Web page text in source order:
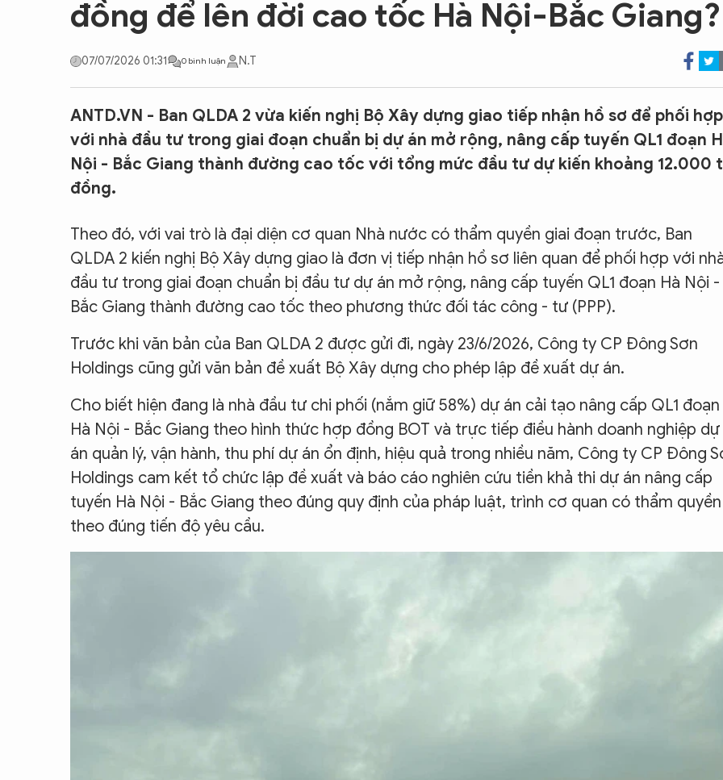
CON ĐƯỜNG KHỞI NGHIỆP
đồng để lên đời cao tốc Hà Nội-Bắc Giang?
07/07/2026 01:31 0 bình luận N.T
ANTD.VN - Ban QLDA 2 vừa kiến nghị Bộ Xây dựng giao tiếp nhận hồ sơ để phối hợp
với nhà đầu tư trong giai đoạn chuẩn bị dự án mở rộng, nâng cấp tuyến QL1 đoạn
Nội - Bắc Giang thành đường cao tốc với tổng mức đầu tư dự kiến khoảng 12.000
đồng.
Theo đó, với vai trò là đại diện cơ quan Nhà nước có thẩm quyền giai đoạn trước, Ban
QLDA 2 kiến nghị Bộ Xây dựng giao là đơn vị tiếp nhận hồ sơ liên quan để phối hợp với
đầu tư trong giai đoạn chuẩn bị đầu tư dự án mở rộng, nâng cấp tuyến QL1 đoạn Hà Nội -
Bắc Giang thành đường cao tốc theo phương thức đối tác công - tư (PPP).
Trước khi văn bản của Ban QLDA 2 được gửi đi, ngày 23/6/2026, Công ty CP Đông Sơn
Holdings cũng gửi văn bản đề xuất Bộ Xây dựng cho phép lập đề xuất dự án.
Cho biết hiện đang là nhà đầu tư chi phối (nắm giữ 58%) dự án cải tạo nâng cấp QL1 đoạn
Hà Nội - Bắc Giang theo hình thức hợp đồng BOT và trực tiếp điều hành doanh nghiệp dự
án quản lý, vận hành, thu phí dự án ổn định, hiệu quả trong nhiều năm, Công ty CP Đông
Holdings cam kết tổ chức lập đề xuất và báo cáo nghiên cứu tiền khả thi dự án nâng cấp
tuyến Hà Nội - Bắc Giang theo đúng quy định của pháp luật, trình cơ quan có thẩm quyền
theo đúng tiến độ yêu cầu.